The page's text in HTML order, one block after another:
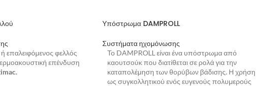
επαλειφόμενος φελλός
επένδυση
Υπόστρωμα DAMPROLL
Συστήματα ηχομόνωσης
Το DAMPROLL είναι ένα υπόστρωμα από
καουτσούκ που διατίθεται σε ρολά για την
καταπολέμηση των θορύβων βάδισης. Η χρήση
ως συγκολλητικού ενός ευγενούς πολυμερούς